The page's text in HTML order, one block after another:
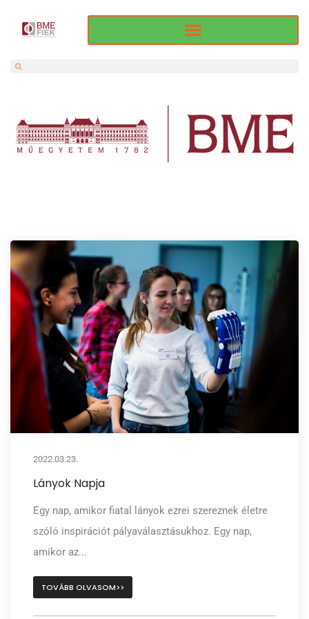
2022.03.23.
Lányok Napja
Egy nap, amikor fiatal lányok ezrei szereznek életre
szóló inspirációt pályaválasztásukhoz. Egy nap,
amikor az...
TOVÁBB OLVASOM>>